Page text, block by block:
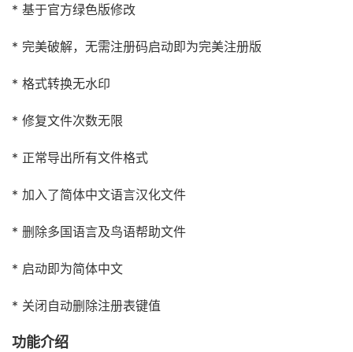
* 基于官方绿色版修改
* 完美破解，无需注册码启动即为完美注册版
* 格式转换无水印
* 修复文件次数无限
* 正常导出所有文件格式
* 加入了简体中文语言汉化文件
* 删除多国语言及鸟语帮助文件
* 启动即为简体中文
* 关闭自动删除注册表键值
功能介绍